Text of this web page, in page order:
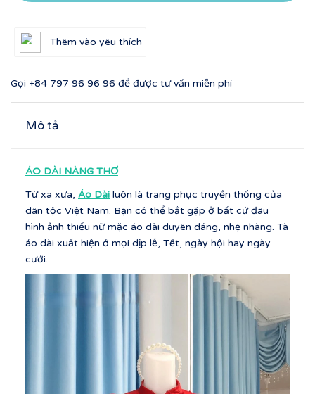
Thêm vào yêu thích
Gọi +84 797 96 96 96 để được tư vấn miễn phí
Mô tả
ÁO DÀI NÀNG THƠ
Từ xa xưa, Áo Dài luôn là trang phục truyền thống của
dân tộc Việt Nam. Bạn có thể bắt gặp ở bất cứ đâu
hình ảnh thiếu nữ mặc áo dài duyên dáng, nhẹ nhàng. Tà
áo dài xuất hiện ở mọi dịp lễ, Tết, ngày hội hay ngày
cưới.